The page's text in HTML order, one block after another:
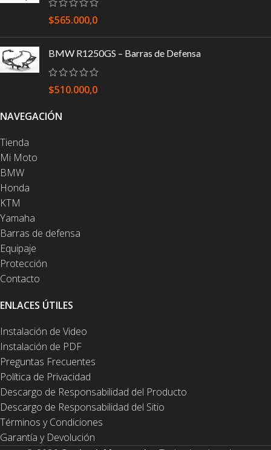
$565.000,0
BMW R1250GS – Barras de Defensa
$510.000,0
NAVEGACIÓN
Tienda
Mi Moto
BMW
Honda
KTM
Yamaha
Barras de defensa
Equipaje
Protección
Contacto
ENLACES ÚTILES
Instalación de Video
Instalación de PDF
Preguntas Frecuentes
Política de Privacidad
Descargo de Responsabilidad del Producto
Descargo de Responsabilidad del Sitio
Términos y Condiciones
Garantía y Devolución